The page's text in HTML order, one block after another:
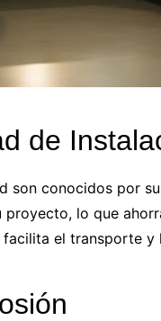
de
son conocidos por
lo que
el transporte